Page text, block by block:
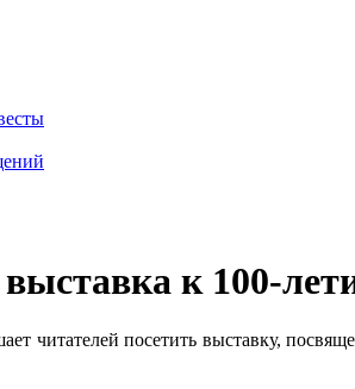
выставка к 100-
читателей посетить выставку,